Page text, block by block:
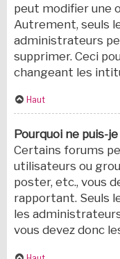
peut modifier une
Autrement, seuls
administrateurs
supprimer. Ceci
changeant les
Haut
Pourquoi ne puis-
Certains forums
utilisateurs ou
poster, etc., vous
rapportant. Seuls
les
vous devez donc